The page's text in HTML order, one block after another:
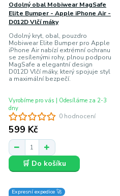
0 hodnocení
Odolný obal Mobiwear MagSafe
Elite Bumper - Apple iPhone Air -
D012D Vlčí máky
Odolný kryt, obal, pouzdro
Mobiwear Elite Bumper pro Apple
iPhone Air nabízí extrémní ochranu
se zesílenými rohy, plnou podporu
MagSafe a elegantní design
D012D Vlčí máky, který spojuje styl
a maximální bezpečí.
599 Kč
Vyrobíme pro vás | Odesíláme za 2-3
dny
🛒 Do košíku
Expresní expedice 🚀